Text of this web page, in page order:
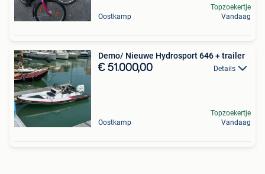
Oostkamp
Topzoekertje
Vandaag
Demo/ Nieuwe Hydrosport 646 + trailer
€ 51.000,00 Details
Oostkamp
Topzoekertje
Vandaag